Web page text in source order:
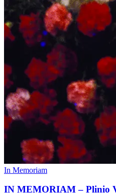
In Memoriam
IN MEMORIAM – Plinio